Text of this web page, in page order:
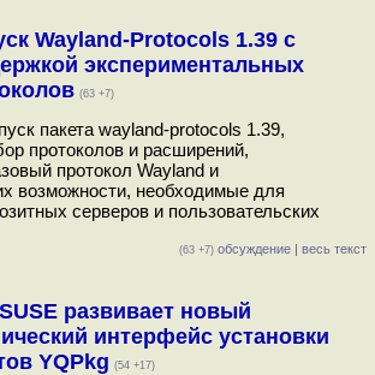
Wayland-Protocols 1.39 с
экспериментальных
(63 +7)
пакета wayland-protocols 1.39,
протоколов и расширений,
протокол Wayland и
возможности, необходимые для
серверов и пользовательских
(63 +7) обсуждение | весь текст
развивает новый
интерфейс установки
YQPkg (54 +17)